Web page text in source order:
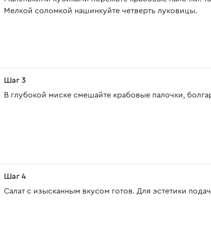
Мелкой соломкой нашинкуйте четверть луковицы.
Шаг 3
В глубокой миске смешайте крабовые палочки,
Шаг 4
Салат с изысканным вкусом готов. Для эстетики